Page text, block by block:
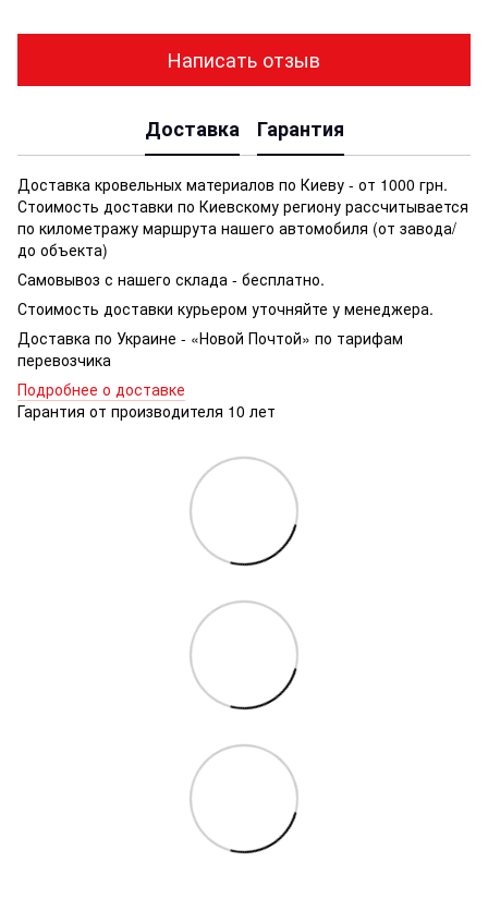
Написать отзыв
Доставка Гарантия
Доставка кровельных материалов по Киеву - от 1000 грн.
Стоимость доставки по Киевскому региону рассчитывается
по километражу маршрута нашего автомобиля (от завода/
до объекта)
Самовывоз с нашего склада - бесплатно.
Стоимость доставки курьером уточняйте у менеджера.
Доставка по Украине - «Новой Почтой» по тарифам
перевозчика
Подробнее о доставке
Гарантия от производителя 10 лет